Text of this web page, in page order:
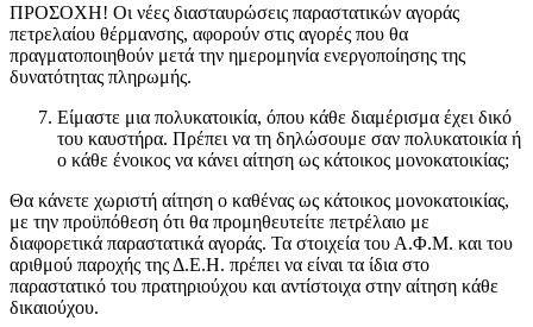
ΠΡΟΣΟΧΗ! Οι νέες διασταυρώσεις παραστατικών αγοράς
πετρελαίου θέρμανσης, αφορούν στις αγορές που θα
πραγματοποιηθούν μετά την ημερομηνία ενεργοποίησης της
δυνατότητας πληρωμής.
Είμαστε μια πολυκατοικία, όπου κάθε διαμέρισμα έχει δικό
του καυστήρα. Πρέπει να τη δηλώσουμε σαν πολυκατοικία ή
ο κάθε ένοικος να κάνει αίτηση ως κάτοικος μονοκατοικίας;
Θα κάνετε χωριστή αίτηση ο καθένας ως κάτοικος μονοκατοικίας,
με την προϋπόθεση ότι θα προμηθευτείτε πετρέλαιο με
διαφορετικά παραστατικά αγοράς. Τα στοιχεία του Α.Φ.Μ. και του
αριθμού παροχής της Δ.Ε.Η. πρέπει να είναι τα ίδια στο
παραστατικό του πρατηριούχου και αντίστοιχα στην αίτηση κάθε
δικαιούχου.